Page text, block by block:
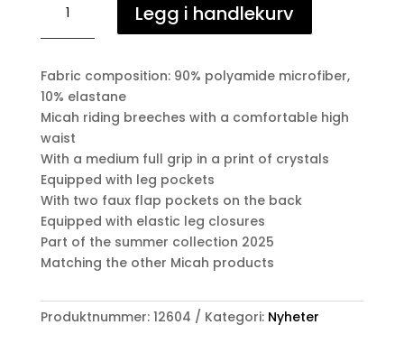
Micha,
fullgrip
Legg i handlekurv
Fabric composition: 90% polyamide microfiber,
10% elastane
Micah riding breeches with a comfortable high
waist
With a medium full grip in a print of crystals
Equipped with leg pockets
With two faux flap pockets on the back
Equipped with elastic leg closures
Part of the summer collection 2025
Matching the other Micah products
Produktnummer: 12604 Kategori: Nyheter